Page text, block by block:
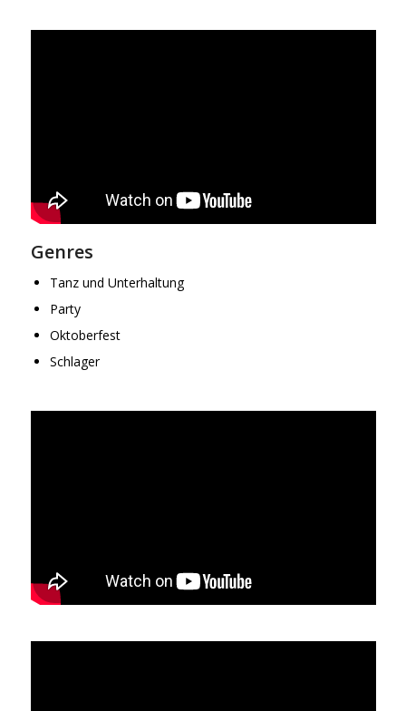
Genres
Tanz und Unterhaltung
Party
Oktoberfest
Schlager